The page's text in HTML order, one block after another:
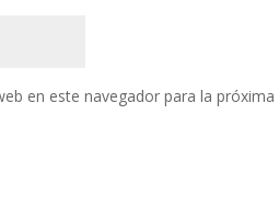
en este navegador para la